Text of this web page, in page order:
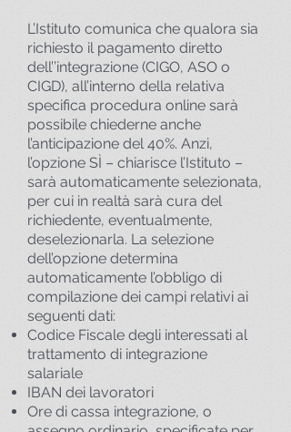
L’Istituto comunica che qualora sia
richiesto il pagamento diretto
dell’’integrazione (CIGO, ASO o
CIGD), all’interno della relativa
specifica procedura online sarà
possibile chiederne anche
l’anticipazione del 40%. Anzi,
l’opzione SÌ – chiarisce l’Istituto –
sarà automaticamente selezionata,
per cui in realtà sarà cura del
richiedente, eventualmente,
deselezionarla. La selezione
dell’opzione determina
automaticamente l’obbligo di
compilazione dei campi relativi ai
seguenti dati:
Codice Fiscale degli interessati al
trattamento di integrazione
salariale
IBAN dei lavoratori
Ore di cassa integrazione, o